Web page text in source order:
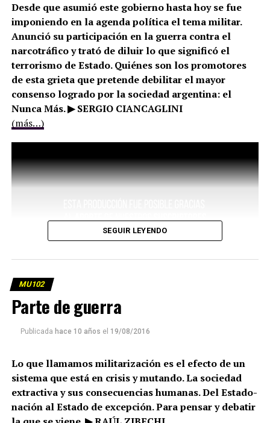
Desde que asumió este gobierno hasta hoy se fue
imponiendo en la agenda política el tema militar.
Anunció su participación en la guerra contra el
narcotráfico y trató de diluir lo que significó el
terrorismo de Estado. Quiénes son los promotores
de esta grieta que pretende debilitar el mayor
consenso logrado por la sociedad argentina: el
Nunca Más. ▶ SERGIO CIANCAGLINI
(más…)
SEGUIR LEYENDO
MU102
Parte de guerra
Publicada hace 10 años el 19/08/2016
Lo que llamamos militarización es el efecto de un
sistema que está en crisis y mutando. La sociedad
extractiva y sus consecuencias humanas. Del Estado-
nación al Estado de excepción. Para pensar y debatir